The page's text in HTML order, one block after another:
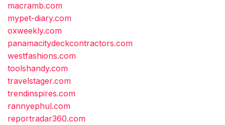
macramb.com
mypet-diary.com
oxweekly.com
panamacitydeckcontractors.com
westfashions.com
toolshandy.com
travelstager.com
trendinspires.com
rannyephul.com
reportradar360.com